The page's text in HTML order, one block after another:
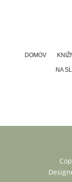
DOMOV
NA